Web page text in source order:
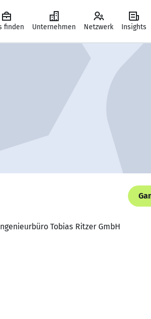
finden Unternehmen Netzwerk Insights
Tobias Ritzer GmbH